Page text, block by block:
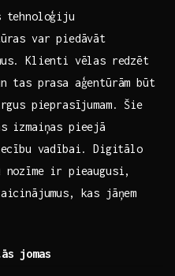
tehnoloģiju
var piedāvāt
Klienti vēlas redzēt
tas‍ prasa aģentūrām būt
pieprasījumam. Šie
izmaiņas pieejā
vadībai. Digitālo
nozīme ir pieaugusi,
kas‌ jāņem
jomas